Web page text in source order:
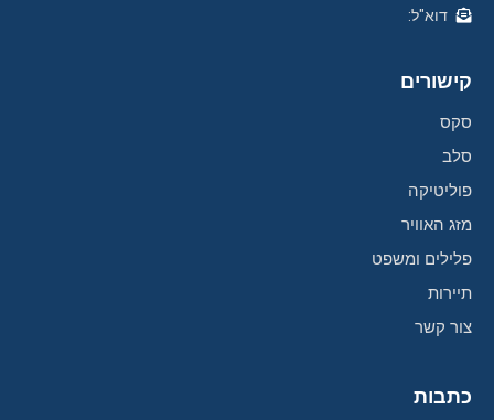
דוא"ל:
קישורים
סקס
סלב
פוליטיקה
מזג האוויר
פלילים ומשפט
תיירות
צור קשר
כתבות